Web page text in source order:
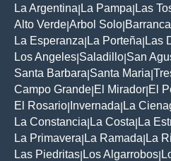
La Argentina La Pampa Las
Alto Verde Arbol Solo
La Esperanza La Porteña Las
Los Angeles Saladillo San
Santa Barbara Santa Maria
Campo Grande El Mirador El
El Rosario Invernada La
La Constancia La Costa La
La Primavera La Ramada La
Las Piedritas Los Algarrobos